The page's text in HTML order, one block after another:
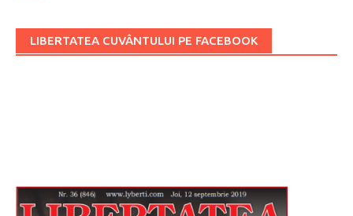
LIBERTATEA CUVÂNTULUI PE FACEBOOK